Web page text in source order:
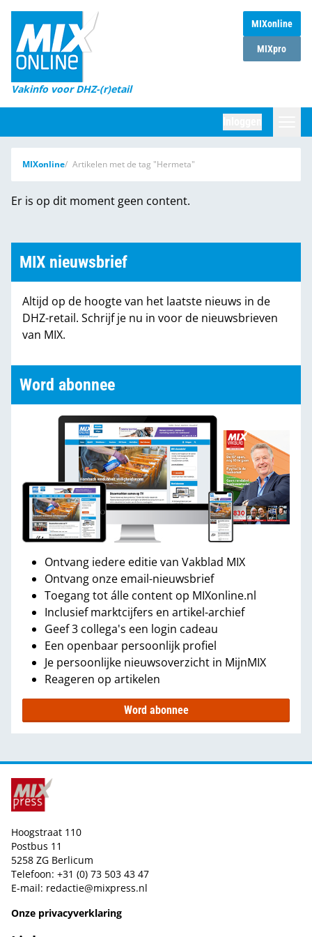
MIXonline
MIXpro
Vakinfo voor DHZ-(r)etail
Home
Magazines
DHZ Sessie
Marktcijfers
Word abonnee
MIXonline Artikelen met de tag "Hermeta"
Er is op dit moment geen content.
MIX nieuwsbrief
Altijd op de hoogte van het laatste nieuws in de
DHZ-retail. Schrijf je nu in voor de nieuwsbrieven
van MIX.
Word abonnee
Ontvang iedere editie van Vakblad MIX
Ontvang onze email-nieuwsbrief
Toegang tot álle content op MIXonline.nl
Inclusief marktcijfers en artikel-archief
Geef 3 collega's een login cadeau
Een openbaar persoonlijk profiel
Je persoonlijke nieuwsoverzicht in MijnMIX
Reageren op artikelen
Word abonnee
Hoogstraat 110
Postbus 11
5258 ZG Berlicum
Telefoon: +31 (0) 73 503 43 47
E-mail: redactie@mixpress.nl
Onze privacyverklaring